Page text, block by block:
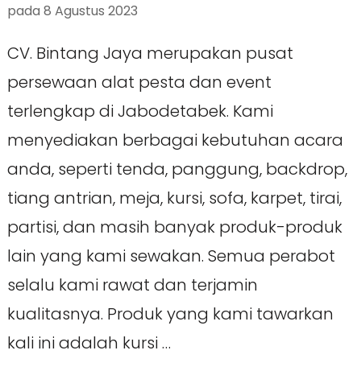
pada 8 Agustus 2023
CV. Bintang Jaya merupakan pusat
persewaan alat pesta dan event
terlengkap di Jabodetabek. Kami
menyediakan berbagai kebutuhan acara
anda, seperti tenda, panggung, backdrop,
tiang antrian, meja, kursi, sofa, karpet, tirai,
partisi, dan masih banyak produk-produk
lain yang kami sewakan. Semua perabot
selalu kami rawat dan terjamin
kualitasnya. Produk yang kami tawarkan
kali ini adalah kursi …